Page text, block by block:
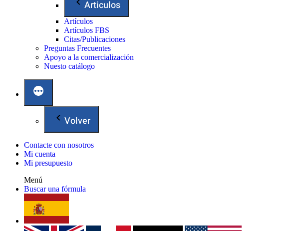
Articulos
Artículos
Artículos FBS
Citas/Publicaciones
Preguntas Frecuentes
Apoyo a la comercialización
Nuesto catálogo
Volver
Contacte con nosotros
Mi cuenta
Mi presupuesto
Menú
Buscar una fórmula